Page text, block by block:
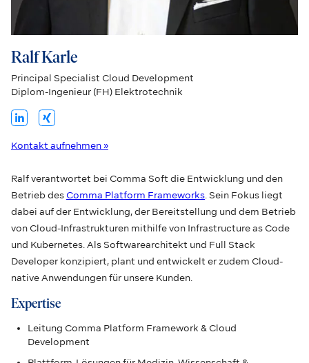
Ralf Karle
Principal Specialist Cloud Development
Diplom-Ingenieur (FH) Elektrotechnik
Kontakt aufnehmen »
Ralf verantwortet bei Comma Soft die Entwicklung und den
Betrieb des Comma Platform Frameworks . Sein Fokus liegt
dabei auf der Entwicklung, der Bereitstellung und dem Betrieb
von Cloud-Infrastrukturen mithilfe von Infrastructure as Code
und Kubernetes. Als Softwarearchitekt und Full Stack
Developer konzipiert, plant und entwickelt er zudem Cloud-
native Anwendungen für unsere Kunden.
Expertise
Leitung Comma Platform Framework & Cloud
Development